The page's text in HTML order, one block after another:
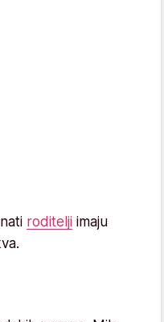
roditelji imaju